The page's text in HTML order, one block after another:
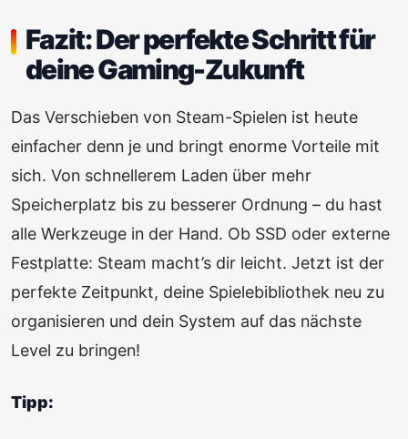
Fazit: Der perfekte Schritt für
deine Gaming-Zukunft
Das Verschieben von Steam-Spielen ist heute
einfacher denn je und bringt enorme Vorteile mit
sich. Von schnellerem Laden über mehr
Speicherplatz bis zu besserer Ordnung – du hast
alle Werkzeuge in der Hand. Ob SSD oder externe
Festplatte: Steam macht’s dir leicht. Jetzt ist der
perfekte Zeitpunkt, deine Spielebibliothek neu zu
organisieren und dein System auf das nächste
Level zu bringen!
Tipp: